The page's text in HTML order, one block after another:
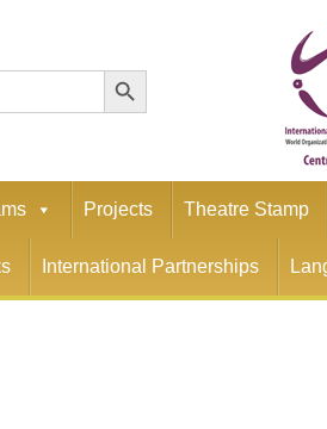
Search Button
Projects Theatre Stamp
International Partnerships